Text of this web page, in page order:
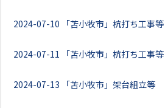
2024-07-10 「苫小牧市」杭打ち工事等
2024-07-11 「苫小牧市」杭打ち工事等
2024-07-13 「苫小牧市」架台組立等